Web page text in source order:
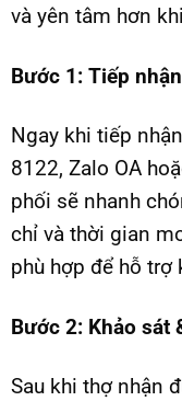
và yên tâm hơn
Bước 1: Tiếp
Ngay khi tiếp
8122, Zalo OA
phối sẽ nhanh
chỉ và thời gian
phù hợp để hỗ trợ
Bước 2: Khảo sát
Sau khi thợ nhận